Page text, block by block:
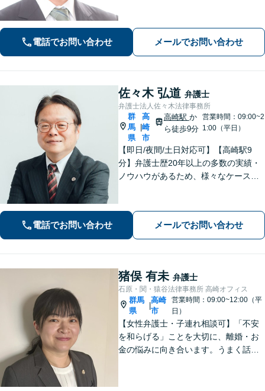
気軽にご相談ください。
電話でお問い合わせ メールでお問い合わせ
佐々木 弘道 弁護士
弁護士法人佐々木法律事務所
群
馬
県
高
崎
市
高崎駅 か
ら徒歩9分
営業時間：09:00~2
1:00（平日）
【即日/夜間/土日対応可】【高崎駅9
分】弁護士歴20年以上の多数の実績・
ノウハウがあるため、様々なケースで
験・ノウハウを活かして共同して取り
組んでいきます。
電話でお問い合わせ メールでお問い合わせ
猪俣 有未 弁護士
石原・関・猿谷法律事務所 高崎オフィス
群馬
県
|
高崎
市
営業時間：09:00~12:00（平
日）
【女性弁護士・子連れ相談可】「不安
を和らげる」ことを大切に、離婚・お
金の悩みに向き合います。うまく話せ